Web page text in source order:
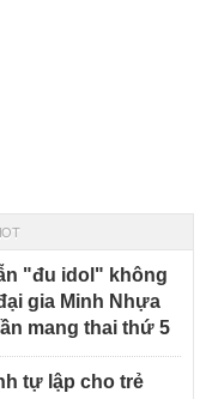
"đu idol" không
gia Minh Nhựa
mang thai thứ 5
tự lập cho trẻ